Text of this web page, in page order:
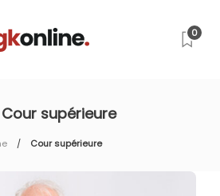
0
Cour supérieure
Cour supérieure